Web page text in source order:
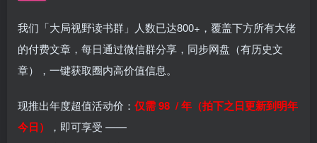
我们「大局视野读书群」人数已达800+，覆盖下方所有大佬
的付费文章，每日通过微信群分享，同步网盘（有历史文
章），一键获取圈内高价值信息。
现推出年度超值活动价： 仅需 98 / 年（拍下之日更新到明年
今日）
，即可享受 ——